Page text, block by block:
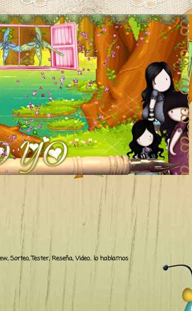
Sorteo, Tester, Reseña, Video.. lo hablamos